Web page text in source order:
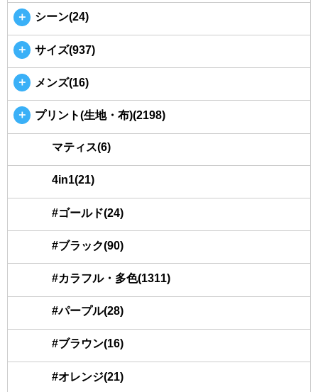
＋ シーン(24)
＋ サイズ(937)
＋ メンズ(16)
＋ プリント(生地・布)(2198)
マティス(6)
4in1(21)
#ゴールド(24)
#ブラック(90)
#カラフル・多色(1311)
#パープル(28)
#ブラウン(16)
#オレンジ(21)